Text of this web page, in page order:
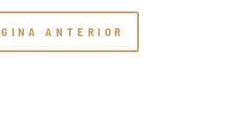
ANTERIOR